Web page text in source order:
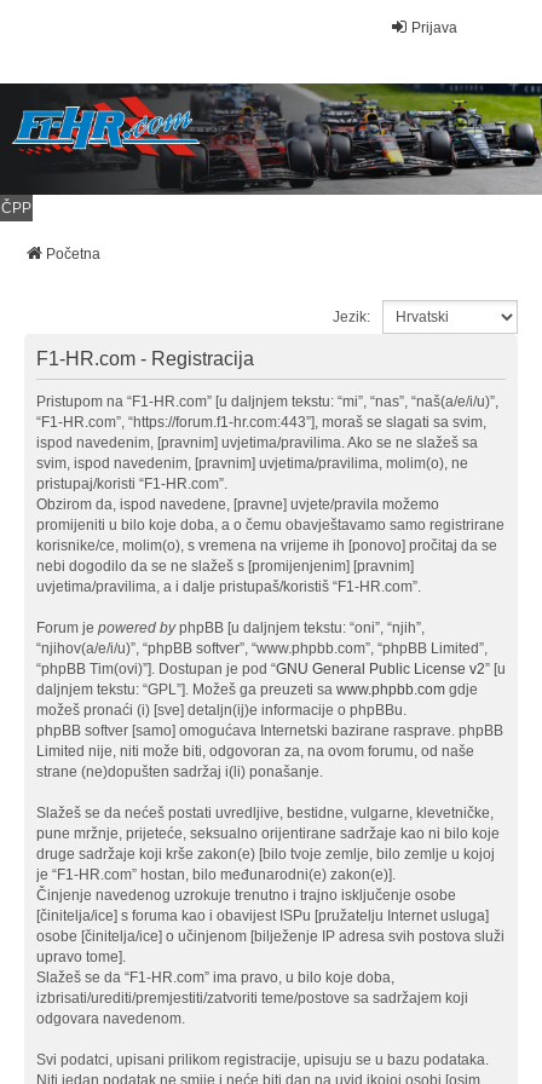
Prijava
ČPP
Početna
Jezik:
F1-HR.com - Registracija
Pristupom na “F1-HR.com” [u daljnjem tekstu: “mi”, “nas”, “naš(a/e/i/u)”,
“F1-HR.com”, “https://forum.f1-hr.com:443”], moraš se slagati sa svim,
ispod navedenim, [pravnim] uvjetima/pravilima. Ako se ne slažeš sa
svim, ispod navedenim, [pravnim] uvjetima/pravilima, molim(o), ne
pristupaj/koristi “F1-HR.com”.
Obzirom da, ispod navedene, [pravne] uvjete/pravila možemo
promijeniti u bilo koje doba, a o čemu obavještavamo samo registrirane
korisnike/ce, molim(o), s vremena na vrijeme ih [ponovo] pročitaj da se
nebi dogodilo da se ne slažeš s [promijenjenim] [pravnim]
uvjetima/pravilima, a i dalje pristupaš/koristiš “F1-HR.com”.
Forum je powered byphpBB [u daljnjem tekstu: “oni”, “njih”,
“njihov(a/e/i/u)”, “phpBB softver”, “www.phpbb.com”, “phpBB Limited”,
“phpBB Tim(ovi)”]. Dostupan je pod “GNU General Public License v2” [u
daljnjem tekstu: “GPL”]. Možeš ga preuzeti sa www.phpbb.com gdje
možeš pronaći (i) [sve] detaljn(ij)e informacije o phpBBu.
phpBB softver [samo] omogućava Internetski bazirane rasprave. phpBB
Limited nije, niti može biti, odgovoran za, na ovom forumu, od naše
strane (ne)dopušten sadržaj i(li) ponašanje.
Slažeš se da nećeš postati uvredljive, bestidne, vulgarne, klevetničke,
pune mržnje, prijeteće, seksualno orijentirane sadržaje kao ni bilo koje
druge sadržaje koji krše zakon(e) [bilo tvoje zemlje, bilo zemlje u kojoj
je “F1-HR.com” hostan, bilo međunarodni(e) zakon(e)].
Činjenje navedenog uzrokuje trenutno i trajno isključenje osobe
[činitelja/ice] s foruma kao i obavijest ISPu [pružatelju Internet usluga]
osobe [činitelja/ice] o učinjenom [bilježenje IP adresa svih postova služi
upravo tome].
Slažeš se da “F1-HR.com” ima pravo, u bilo koje doba,
izbrisati/urediti/premjestiti/zatvoriti teme/postove sa sadržajem koji
odgovara navedenom.
Svi podatci, upisani prilikom registracije, upisuju se u bazu podataka.
Niti jedan podatak ne smije i neće biti dan na uvid ikojoj osobi [osim